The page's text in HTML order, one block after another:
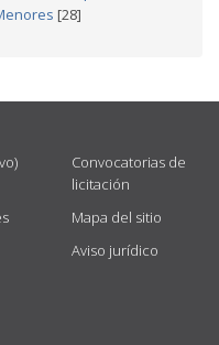
[28]
Convocatorias de
licitación
Mapa del sitio
Aviso jurídico